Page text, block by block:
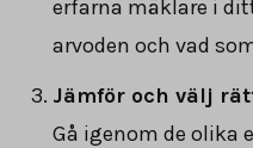
erfarna mäklare i
arvoden och vad
Jämför och välj
Gå igenom de olika